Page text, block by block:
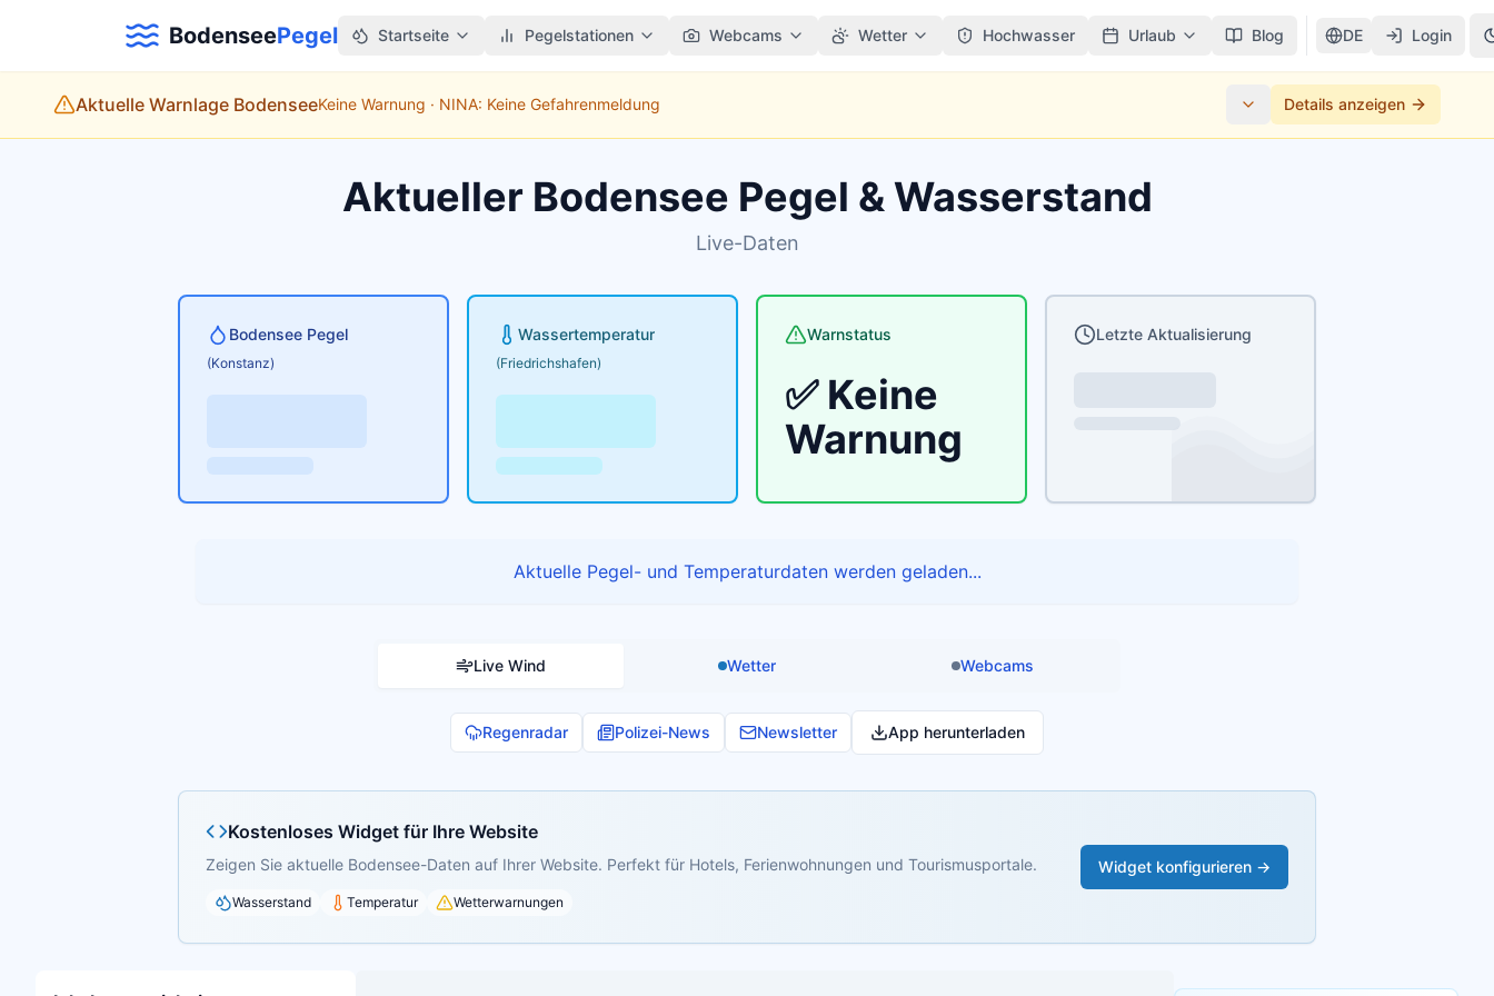
BodenseePegel Startseite Pegelstationen Webcams Wetter Hochwasser Urlaub Blog DE Login
Aktuelle Warnlage BodenseeKeine Warnung · NINA: Keine Gefahrenmeldung Details anzeigen
Aktueller Bodensee Pegel & Wasserstand
Live-Daten
Bodensee Pegel
(Konstanz)
Wassertemperatur
(Friedrichshafen)
Warnstatus
✅ Keine
Warnung
Letzte Aktualisierung
Aktuelle Pegel- und Temperaturdaten werden geladen...
Live Wind Wetter Webcams
Regenradar Polizei-News Newsletter App herunterladen
Kostenloses Widget für Ihre Website
Zeigen Sie aktuelle Bodensee-Daten auf Ihrer Website. Perfekt für Hotels, Ferienwohnungen und Tourismusportale.
Wasserstand Temperatur Wetterwarnungen
Widget konfigurieren →